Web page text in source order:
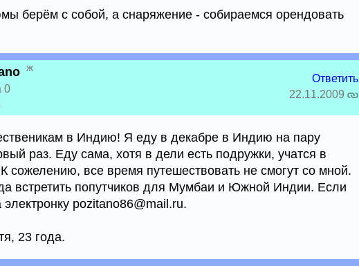
берём с собой, а снаряжение - собираемся орендовать
ж
0
Ответить
22.11.2009
в Индию! Я еду в декабре в Индию на пару
раз. Еду сама, хотя в дели есть подружки, учатся в
сожелению, все время путешествовать не смогут со мной.
встретить попутчиков для Мумбаи и Южной Индии. Если
pozitano86@mail.ru.
23 года.